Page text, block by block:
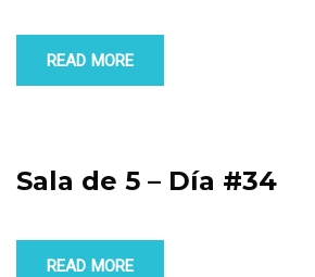
READ MORE
Sala de 5 – Día #34
READ MORE